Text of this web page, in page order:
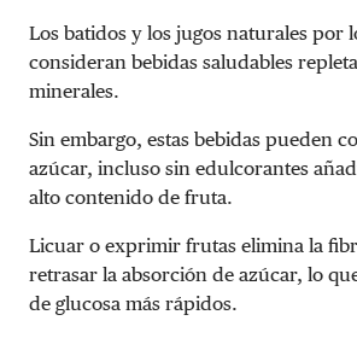
Los batidos y los jugos naturales por
consideran bebidas saludables
minerales.
Sin embargo, estas bebidas pueden
azúcar, incluso sin edulcorantes
alto contenido de fruta.
Licuar o exprimir frutas elimina la
retrasar la absorción de azúcar, lo
de glucosa más rápidos.